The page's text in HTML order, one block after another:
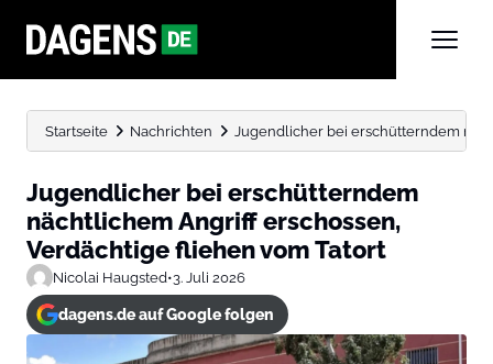
Startseite Nachrichten Jugendlicher bei erschütterndem
Jugendlicher bei erschütterndem
nächtlichem Angriff erschossen,
Verdächtige fliehen vom Tatort
Nicolai Haugsted•3. Juli 2026
dagens.de auf Google folgen